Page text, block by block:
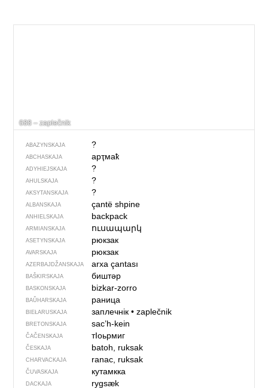
688 – zaplečnik
ABAZYNSKAJA ?
ABCHASKAJA арҭмаҟ
ADYHIEJSKAJA ?
AHULSKAJA ?
AKSYTANSKAJA ?
ALBANSKAJA çantë shpine
ANHIELSKAJA backpack
ARMIANSKAJA ուսապարկ
ASETYNSKAJA рюкзак
AVARSKAJA рюкзак
AZERBAJDŽAN­SKAJA arxa çantası
BAŠKIRSKAJA биштәр
BASKONSKAJA bizkar-zorro
BAŬHARSKAJA раница
BIEŁARUSKAJA заплечнік• zaplečnik
BRETONSKAJA sac’h-kein
ČAČENSKAJA тIоьрмиг
ČESKAJA batoh, ruksak
CHARVACKAJA ranac, ruksak
ČUVASKAJA кутамкка
DACKAJA rygsæk